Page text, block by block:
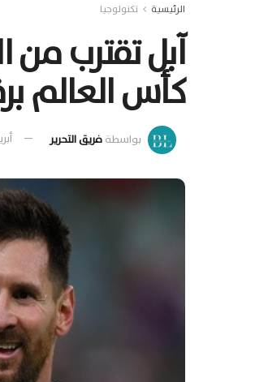
الرئيسية تكنولوجيا
آبل تقترب من
كأس العالم
بواسطةفريق التحرير أبريل